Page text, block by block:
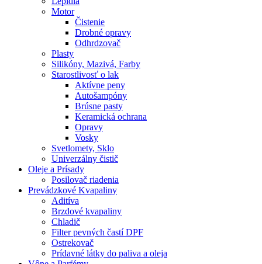
Motor
Čistenie
Drobné opravy
Odhrdzovač
Plasty
Silikóny, Mazivá, Farby
Starostlivosť o lak
Aktívne peny
Autošampóny
Brúsne pasty
Keramická ochrana
Opravy
Vosky
Svetlomety, Sklo
Univerzálny čistič
Oleje a Prísady
Posilovač riadenia
Prevádzkové Kvapaliny
Aditíva
Brzdové kvapaliny
Chladič
Filter pevných častí DPF
Ostrekovač
Prídavné látky do paliva a oleja